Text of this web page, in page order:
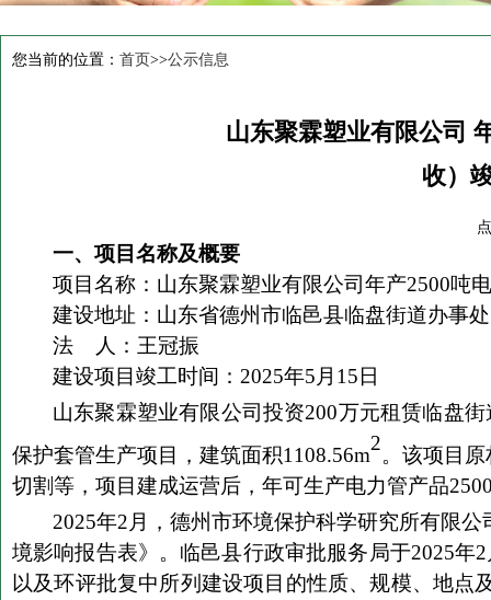
您当前的位置： 首页>>公示信息
山东聚霖塑业有限公司
收）
一、项目名称及概要
项目名称： 山东聚霖塑业有限公司年产2500吨
建设地址： 山东省德州市临邑县临盘街道办事处
法
人：王冠振
建设项目竣工时间： 2025年5月 15 日
山东聚霖塑业有限公司投资200万元租赁临盘
保护套管生产项目，建筑面积1108.56m
2
。该项目
切割等，项目建成运营后，年可生产电力管产品
2025年2 月，德州市环境保护科学研究所有限
境影响报告表》。临邑县行政审批服务局于2025年2
以及环评批复中所列建设项目的性质、规模、地点